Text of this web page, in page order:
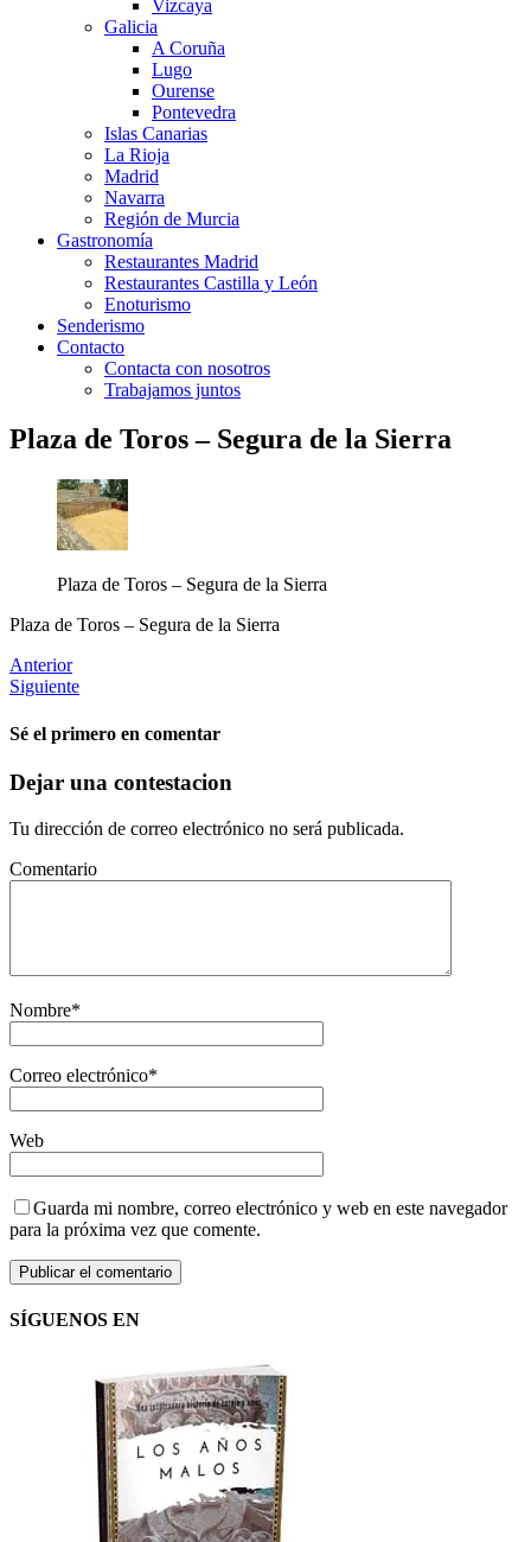
Vizcaya
Galicia
A Coruña
Lugo
Ourense
Pontevedra
Islas Canarias
La Rioja
Madrid
Navarra
Región de Murcia
Gastronomía
Restaurantes Madrid
Restaurantes Castilla y León
Enoturismo
Senderismo
Contacto
Contacta con nosotros
Trabajamos juntos
Plaza de Toros – Segura de la Sierra
Plaza de Toros – Segura de la Sierra
Plaza de Toros – Segura de la Sierra
Anterior
Siguiente
Sé el primero en comentar
Dejar una contestacion
Tu dirección de correo electrónico no será publicada.
Comentario
Nombre*
Correo electrónico*
Web
Guarda mi nombre, correo electrónico y web en este navegador
para la próxima vez que comente.
SÍGUENOS EN